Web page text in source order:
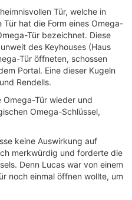
Tür, welche in
hat die Form eines Omega-
Tür bezeichnet. Diese
des Keyhouses (Haus
Tür öffneten, schossen
Portal. Eine dieser Kugeln
Rendells.
Omega-Tür wieder und
Omega-Schlüssel,
keine Auswirkung auf
merkwürdig und forderte die
Denn Lucas war von einem
noch einmal öffnen wollte, um